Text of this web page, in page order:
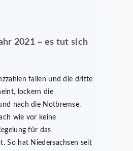
2021 – es tut sich
fallen und die dritte
lockern die
nach die Notbremse.
wie vor keine
für das
So hat Niedersachsen seit